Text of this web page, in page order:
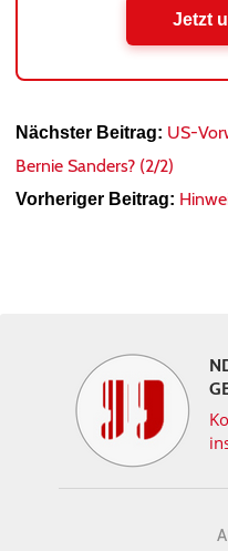
Jetzt
Nächster Beitrag: US-
Bernie Sanders? (2/2)
Vorheriger Beitrag: